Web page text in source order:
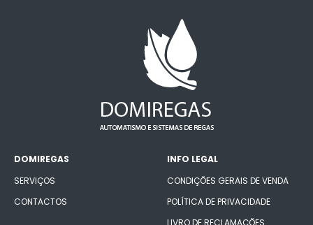
DOMIREGAS
SERVIÇOS
CONTACTOS
INFO LEGAL
CONDIÇÕES GERAIS DE VENDA
POLÍTICA DE PRIVACIDADE